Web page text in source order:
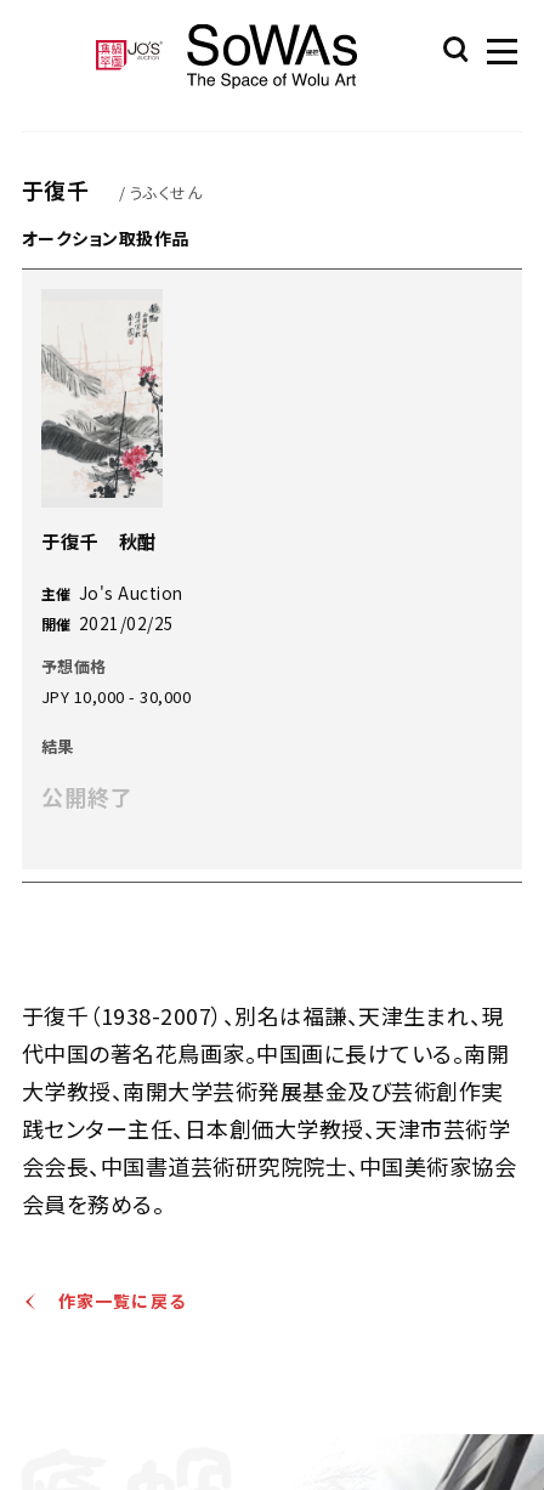
于復千 / うふくせん
于復千（1938-2007）、別名は福謙、天津生まれ、現
代中国の著名花鳥画家。中国画に長けている。南開
大学教授、南開大学芸術発展基金及び芸術創作実
践センター主任、日本創価大学教授、天津市芸術学
会会長、中国書道芸術研究院院士、中国美術家協会
会員を務める。
オークション取扱作品
于復千 秋酣
主催 Jo's Auction
開催 2021/02/25
予想価格
JPY 10,000 - 30,000
結果
公開終了
作家一覧に戻る